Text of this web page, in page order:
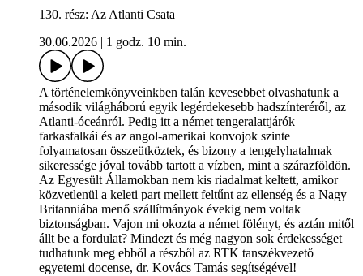
130. rész: Az Atlanti Csata
30.06.2026
1 godz. 10 min.
A történelemkönyveinkben talán kevesebbet olvashatunk a
második világháború egyik legérdekesebb hadszínteréről, az
Atlanti-óceánról. Pedig itt a német tengeralattjárók
farkasfalkái és az angol-amerikai konvojok szinte
folyamatosan összeütköztek, és bizony a tengelyhatalmak
sikeressége jóval tovább tartott a vízben, mint a szárazföldön.
Az Egyesült Államokban nem kis riadalmat keltett, amikor
közvetlenül a keleti part mellett feltűnt az ellenség és a Nagy
Britanniába menő szállítmányok évekig nem voltak
biztonságban. Vajon mi okozta a német fölényt, és aztán mitől
állt be a fordulat? Mindezt és még nagyon sok érdekességet
tudhatunk meg ebből a részből az RTK tanszékvezető
egyetemi docense, dr. Kovács Tamás segítségével!